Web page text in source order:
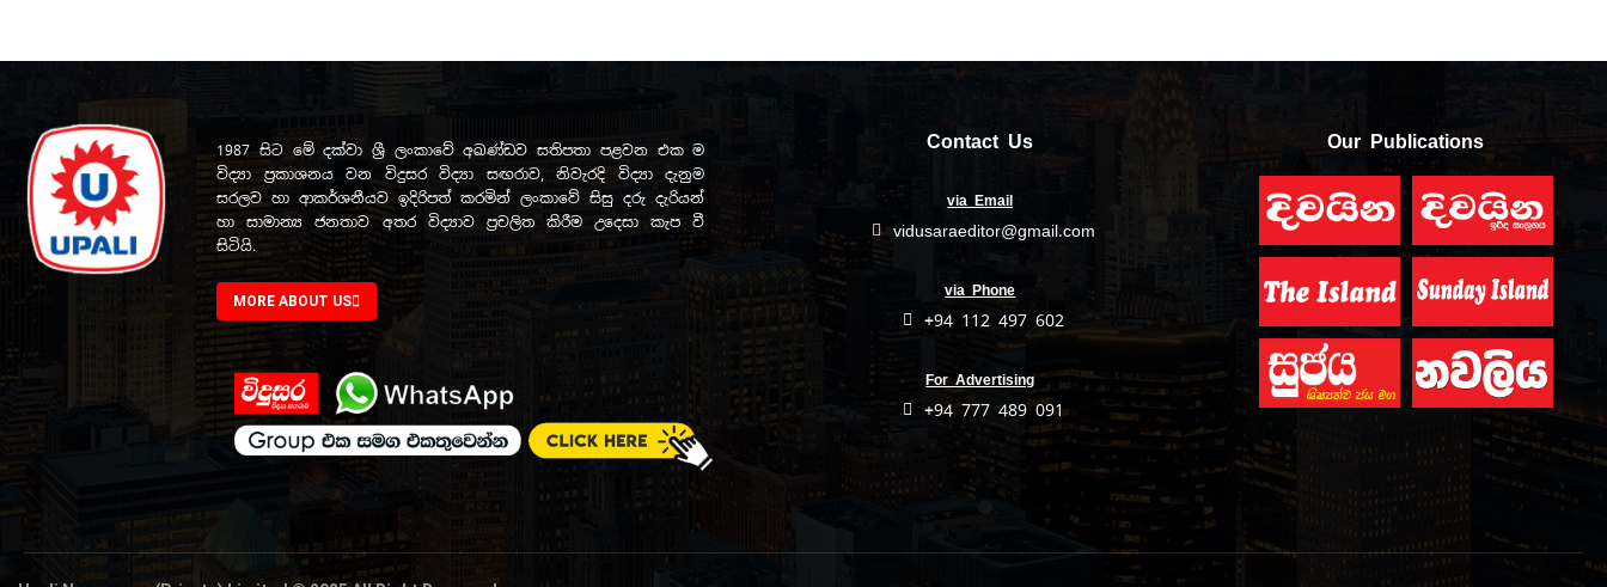
1987 සිට මේ දක්වා ශ්‍රී ලංකාවේ අඛණ්ඩව සතිපතා පළවන එක ම
විද්‍යා ප්‍රකාශනය වන විදුසර විද්‍යා සඟරාව, නිවැරදි විද්‍යා දැනුම
සරලව හා ආකර්ශනීයව ඉදිරිපත් කරමින් ලංකාවේ සිසු දරු දැරියන්
හා සාමාන්‍ය ජනතාව අතර විද්‍යාව ප්‍රචලිත කිරීම උදෙසා කැප වී
සිටියි.
MORE ABOUT US
Contact Us
via Email
vidusaraeditor@gmail.com
via Phone
+94 112 497 602
For Advertising
+94 777 489 091
Our Publications